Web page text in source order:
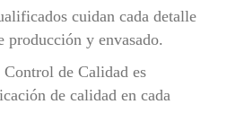
cuidan cada detalle
producción y envasado.
de Calidad es
de calidad en cada